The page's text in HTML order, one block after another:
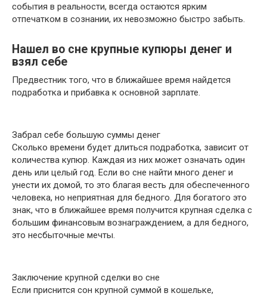
события в реальности, всегда остаются ярким
отпечатком в сознании, их невозможно быстро забыть.
Нашел во сне крупные купюры денег и
взял себе
Предвестник того, что в ближайшее время найдется
подработка и прибавка к основной зарплате.
Забрал себе большую суммы денег
Сколько времени будет длиться подработка, зависит от
количества купюр. Каждая из них может означать один
день или целый год. Если во сне найти много денег и
унести их домой, то это благая весть для обеспеченного
человека, но неприятная для бедного. Для богатого это
знак, что в ближайшее время получится крупная сделка с
большим финансовым вознаграждением, а для бедного,
это несбыточные мечты.
Заключение крупной сделки во сне
Если приснится сон крупной суммой в кошельке,